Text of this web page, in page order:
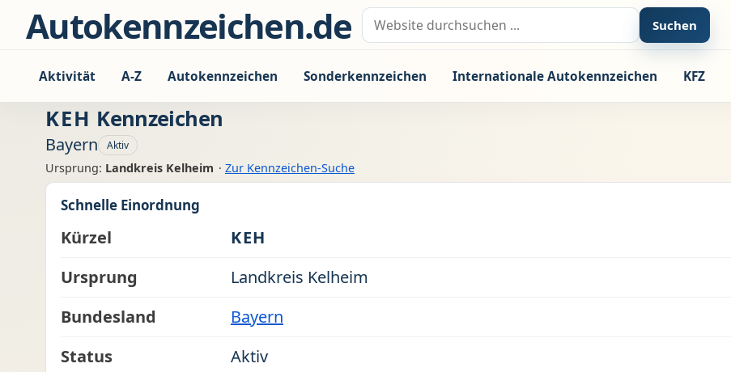
Zum Inhalt springen
Autokennzeichen.de Suche nach: Suchen
Aktivität A-Z Autokennzeichen Sonderkennzeichen Internationale Autokennzeichen KFZ
KEH Kennzeichen
Bayern Aktiv
Ursprung: Landkreis Kelheim · Zur Kennzeichen-Suche
Schnelle Einordnung
Kürzel
KEH
Ursprung
Landkreis Kelheim
Bundesland
Bayern
Status
Aktiv